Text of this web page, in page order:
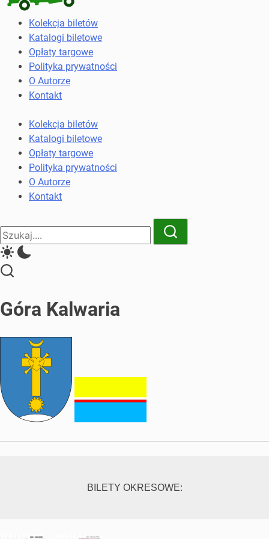
Kolekcja
biletów
komunikacji
miejskiej
kolejowych
Kolekcja biletów
Katalogi biletowe
Opłaty targowe
Polityka prywatności
O Autorze
Kontakt
Kolekcja biletów
Katalogi biletowe
Opłaty targowe
Polityka prywatności
O Autorze
Kontakt
Close
Search
Search
Góra Kalwaria
BILETY OKRESOWE: